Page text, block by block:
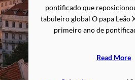
pontificado que
tabuleiro global O papa Leão
primeiro ano de
Read More